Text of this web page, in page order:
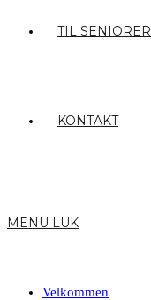
TIL SENIORER
KONTAKT
MENU LUK
Velkommen